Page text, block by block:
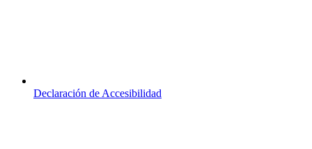
Declaración de Accesibilidad